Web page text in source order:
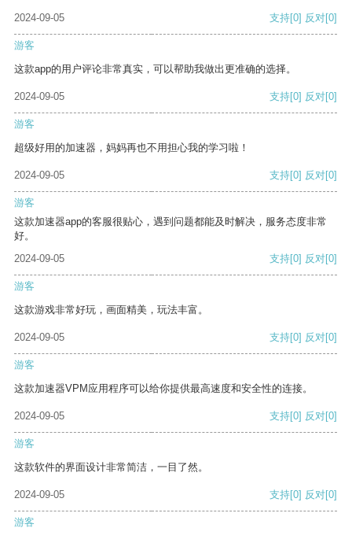
2024-09-05 支持[0] 反对[0]
游客
这款app的用户评论非常真实，可以帮助我做出更准确的选择。
2024-09-05 支持[0] 反对[0]
游客
超级好用的加速器，妈妈再也不用担心我的学习啦！
2024-09-05 支持[0] 反对[0]
游客
这款加速器app的客服很贴心，遇到问题都能及时解决，服务态度非常
好。
2024-09-05
支持[0] 反对[0]
游客
这款游戏非常好玩，画面精美，玩法丰富。
2024-09-05 支持[0] 反对[0]
游客
这款加速器VPM应用程序可以给你提供最高速度和安全性的连接。
2024-09-05 支持[0] 反对[0]
游客
这款软件的界面设计非常简洁，一目了然。
2024-09-05 支持[0] 反对[0]
游客